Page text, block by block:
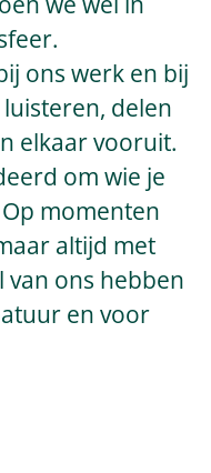
ons werk en bij
delen
elkaar vooruit.
om wie je
momenten
altijd met
van ons hebben
en voor